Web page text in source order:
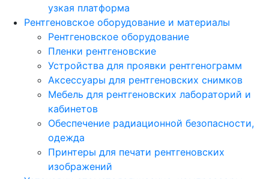
узкая платформа
Рентгеновское оборудование и материалы
Рентгеновское оборудование
Пленки рентгеновские
Устройства для проявки рентгенограмм
Аксессуары для рентгеновских снимков
Мебель для рентгеновских лабораторий и
кабинетов
Обеспечение радиационной безопасности,
одежда
Принтеры для печати рентгеновских
изображений